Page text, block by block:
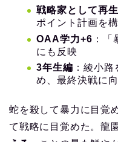
戦略家として再生
ポイント計画を
OAA学力+6 ：
にも反映
3年生編 ：綾小
め、最終決戦に
蛇を殺して暴力に目覚
て戦略に目覚めた。龍